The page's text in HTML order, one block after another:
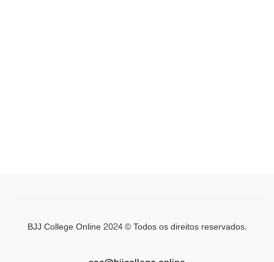
BJJ College Online 2024 © Todos os direitos reservados.